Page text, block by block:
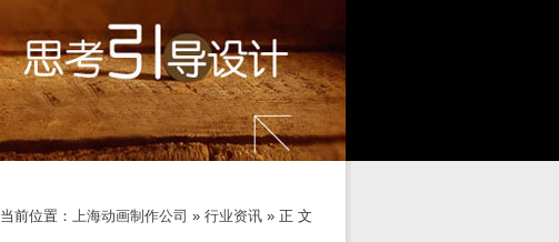
当前位置： 上海动画制作公司 » 行业资讯 » 正 文